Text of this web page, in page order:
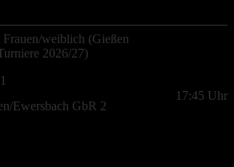
weiblich (Gießen
2026/27)
Ewersbach GbR 2
17:45 Uhr